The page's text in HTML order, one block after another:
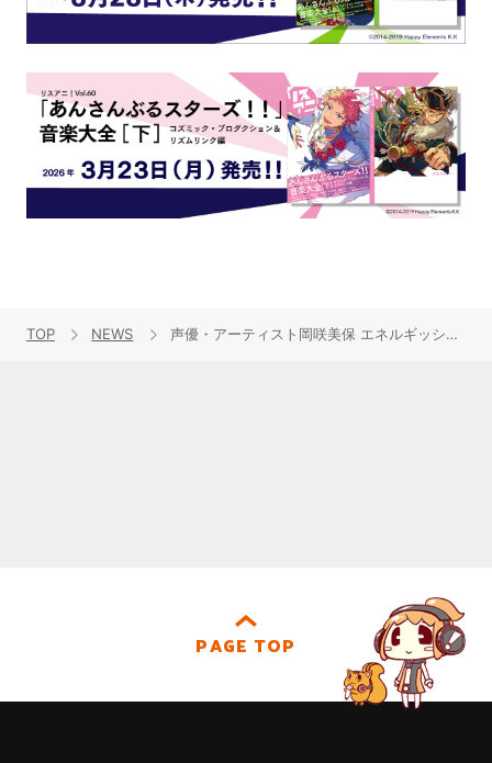
TOP NEWS 声優・アーティスト岡咲美保 エネルギッシュなダンスと豊かな表情で魅了する“ハピネス”なMUSIC VIDEOが公開！
PAGE TOP